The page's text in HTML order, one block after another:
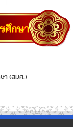
า (สมศ.)